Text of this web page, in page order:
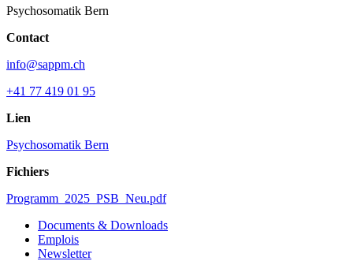
Psychosomatik Bern
Contact
info@sappm.ch
+41 77 419 01 95
Lien
Psychosomatik Bern
Fichiers
Programm_2025_PSB_Neu.pdf
Documents & Downloads
Emplois
Newsletter